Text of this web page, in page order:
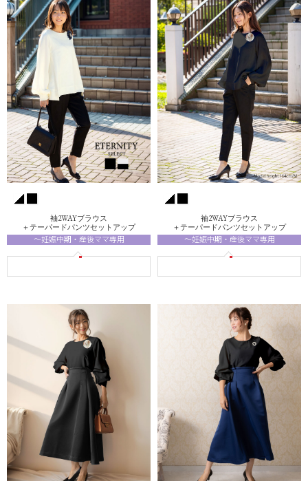
袖2WAYブラウス
＋テーパードパンツセットアップ
～妊娠中期・産後ママ専用
袖2WAYブラウス
＋テーパードパンツセットアップ
～妊娠中期・産後ママ専用